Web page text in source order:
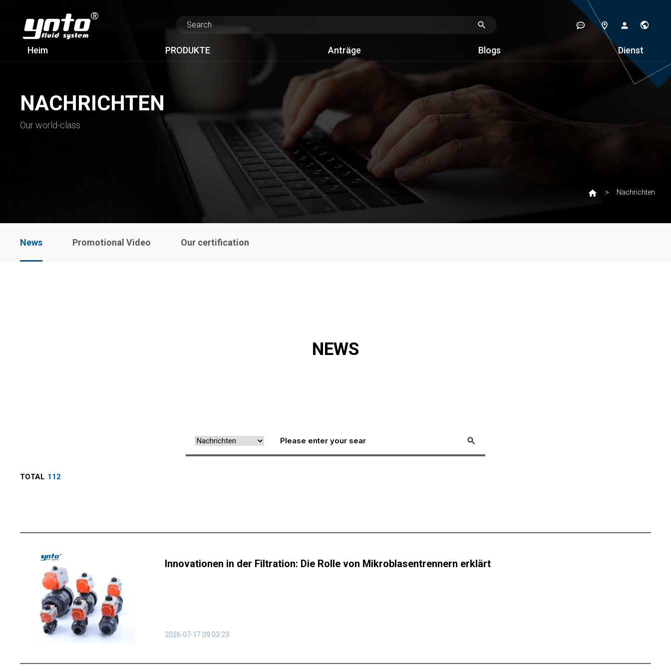
Heim PRODUKTE Anträge Blogs Dienst
NACHRICHTEN
Our world-class
Nachrichten
News Promotional Video Our certification
NEWS
TOTAL 112
Innovationen in der Filtration: Die Rolle von Mikroblasentrennern erklärt
2026-07-17 09:03:23